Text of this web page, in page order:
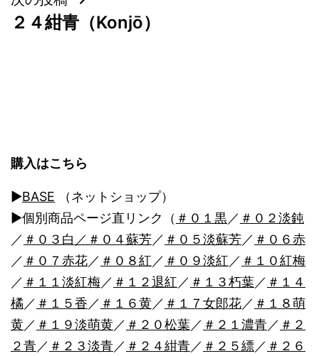
ビ
ョ
ン
２４紺青（Konjō）
購入はこちら
▶︎BASE （ネットショップ）
▶︎個別商品ページ直リンク（ ＃０１黒／ ＃０２淡鈍
／ ＃０３白 ／＃０４蘇芳／ ＃０５淡蘇芳／ ＃０６赤
／ ＃０７赤花／ ＃０８紅 ／ ＃０９淡紅 ／ ＃１０紅梅
／ ＃１１淡紅梅／ ＃１２退紅 ／ ＃１３朽葉／ ＃１４
橘 ／ ＃１５香 ／ ＃１６黄／ ＃１７女郎花／ ＃１８萌
黄／ ＃１９淡萌黄／ ＃２０松葉／ ＃２１濃青／ ＃２
２青／ ＃２３淡青／ ＃２４紺青／ ＃２５縹／ ＃２６